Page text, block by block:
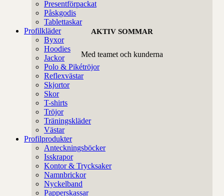
AKTIV SOMMAR
Med teamet och kunderna
Presentförpackat
Påskgodis
Tablettaskar
Profilkläder
Byxor
Hoodies
Jackor
Polo & Pikétröjor
Reflexvästar
Skjortor
Skor
T-shirts
Tröjor
Träningskläder
Västar
Profilprodukter
Anteckningsböcker
Isskrapor
Kontor & Trycksaker
Namnbrickor
Nyckelband
Papperskassar